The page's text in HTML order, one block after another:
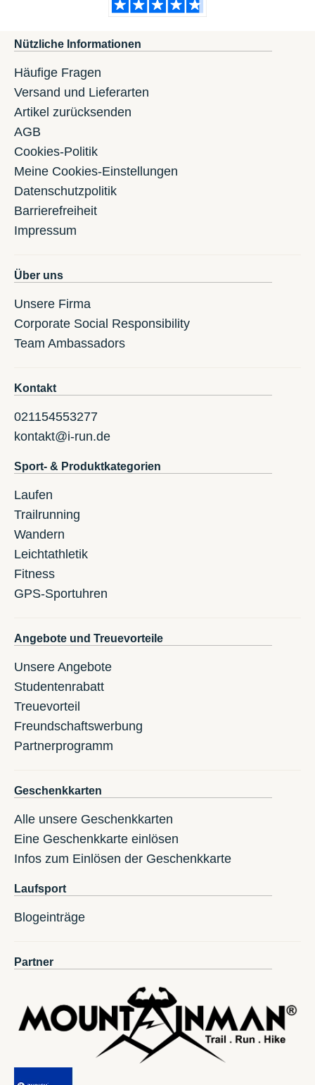
Nützliche Informationen
Häufige Fragen
Versand und Lieferarten
Artikel zurücksenden
AGB
Cookies-Politik
Meine Cookies-Einstellungen
Datenschutzpolitik
Barrierefreiheit
Impressum
Über uns
Unsere Firma
Corporate Social Responsibility
Team Ambassadors
Kontakt
021154553277
kontakt@i-run.de
Sport- & Produktkategorien
Laufen
Trailrunning
Wandern
Leichtathletik
Fitness
GPS-Sportuhren
Angebote und Treuevorteile
Unsere Angebote
Studentenrabatt
Treuevorteil
Freundschaftswerbung
Partnerprogramm
Geschenkkarten
Alle unsere Geschenkkarten
Eine Geschenkkarte einlösen
Infos zum Einlösen der Geschenkkarte
Laufsport
Blogeinträge
Partner